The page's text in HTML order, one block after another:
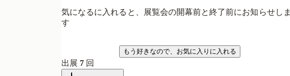
気になるに入れると、展覧会の開幕前と終了前にお知らせしま
す
もう好きなので、お気に入りに入れる
出展 7 回